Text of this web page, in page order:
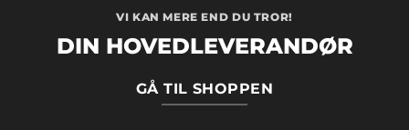
VI KAN MERE END DU TROR!
DIN HOVEDLEVERANDØR
GÅ TIL SHOPPEN